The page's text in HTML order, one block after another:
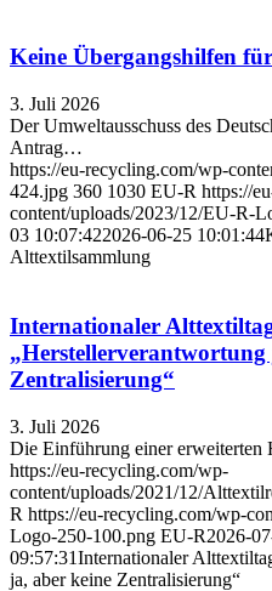
Keine Übergangshilfen
3. Juli 2026
Der Umweltausschuss des
Antrag…
https://eu-recycling.com/wp-
424.jpg 360 1030 EU-R https://
content/uploads/2023/12/EU-R-
03 10:07:422026-06-25 10:01:44
Alttextilsammlung
Internationaler
„Herstellerverantwortung
Zentralisierung“
3. Juli 2026
Die Einführung einer
https://eu-recycling.com/wp-
content/uploads/2021/12/
R https://eu-recycling.com/wp-
Logo-250-100.png EU-R2026-
09:57:31Internationaler
ja, aber keine Zentralisierung“